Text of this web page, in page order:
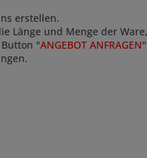
erstellen.
Länge und Menge der
"ANGEBOT ANFRAGEN